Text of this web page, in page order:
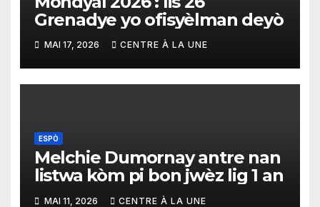
Grenadye yo ofisyèlman deyò
MAI 17, 2026 CENTRE À LA UNE
ESPÒ
Melchie Dumornay antre nan
listwa kòm pi bon jwèz lig 1 an
MAI 11, 2026 CENTRE À LA UNE